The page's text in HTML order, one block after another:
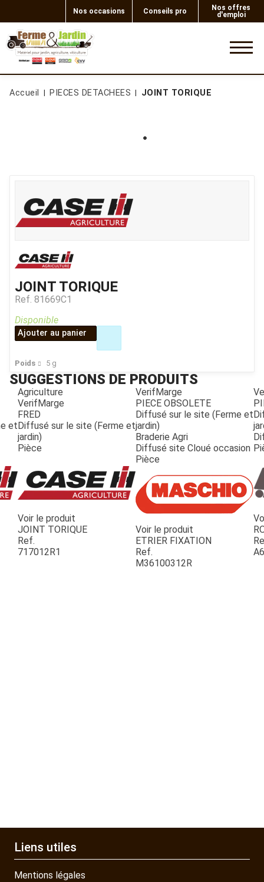
Nos occasions Conseils pro
Nos offres
d'emploi
JOUET
ESPACES VERTS
Accueil PIECES DETACHEES JOINT TORIQUE
JOINT TORIQUE
Ref. 81669C1
Poids 5 g
Disponible
Ajouter au panier
SUGGESTIONS DE PRODUITS
et
Agriculture
VerifMarge
FRED
Diffusé sur le site (Ferme et
jardin)
Pièce
Voir le produit
JOINT TORIQUE
Ref.
717012R1
VerifMarge
PIECE OBSOLETE
Diffusé sur le site (Ferme et
jardin)
Braderie Agri
Diffusé site Cloué occasion
Pièce
Voir le produit
ETRIER FIXATION
Ref.
M36100312R
Liens utiles
Mentions légales